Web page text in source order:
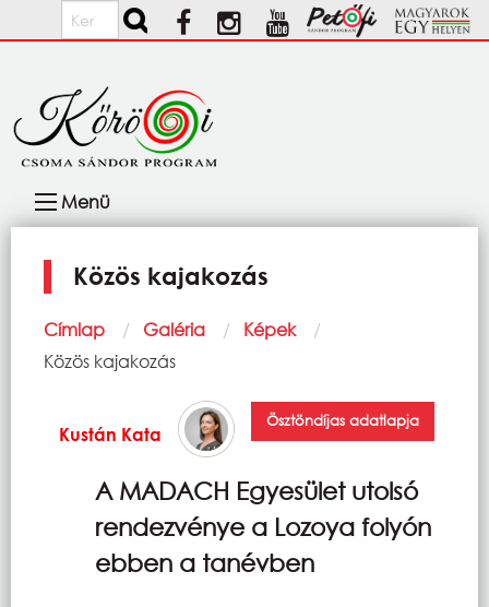
Ugrás a tartalomra
Keresés
navigáció
Menü
Közös kajakozás
Morzsa
Címlap Galéria
Képek
Current:
Közös kajakozás
Kustán Kata
Ösztöndíjas adatlapja
A MADACH Egyesület utolsó
rendezvénye a Lozoya folyón
ebben a tanévben